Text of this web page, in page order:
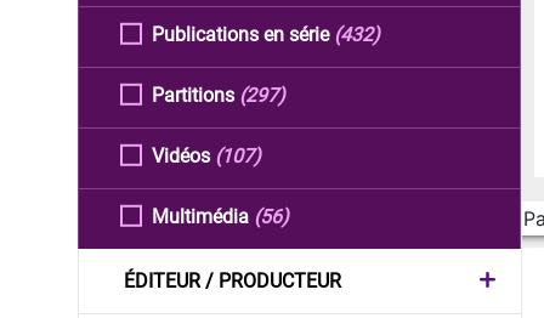
Publications en série (432)
Partitions (297)
Vidéos (107)
Multimédia (56)
ÉDITEUR / PRODUCTEUR